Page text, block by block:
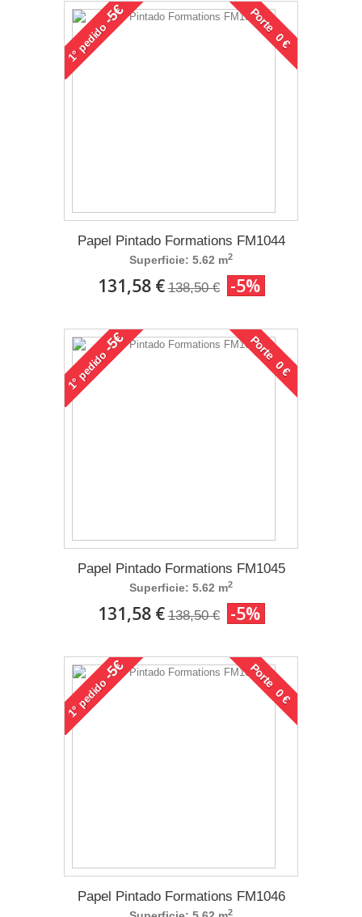
1°
pedido
-5€ Porte 0 €
Papel Pintado Formations FM1044
Superficie: 5.62 m2
131,58 € 138,50 € -5%
1°
pedido
-5€ Porte 0 €
Papel Pintado Formations FM1045
Superficie: 5.62 m2
131,58 € 138,50 € -5%
1°
pedido
-5€ Porte 0 €
Papel Pintado Formations FM1046
2